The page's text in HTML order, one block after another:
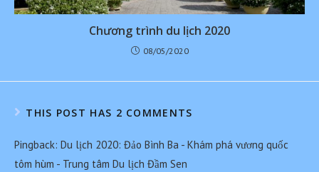
Chương trình du lịch 2020
08/05/2020
THIS POST HAS 2 COMMENTS
Pingback: Du lịch 2020: Đảo Bình Ba - Khám phá vương quốc
tôm hùm - Trung tâm Du lịch Đầm Sen